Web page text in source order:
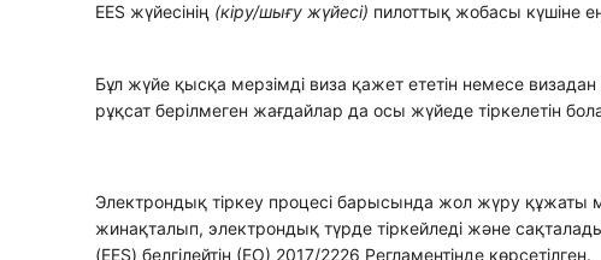
EES жүйесінің (кіру/шығу жүйесі) пилоттық жобасы күшіне
Бұл жүйе қысқа мерзімді виза қажет ететін немесе
рұқсат берілмеген жағдайлар да осы жүйеде тіркелетін
Электрондық тіркеу процесі барысында жол жүру құжаты
жинақталып, электрондық түрде тіркейледі және
(EES) белгілейтін (ЕО) 2017/2226 Регламентінде көрсетілген.